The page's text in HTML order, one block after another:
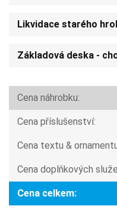
Likvidace starého
Základová deska -
Cena náhrobku:
Cena příslušenství:
Cena textu &
Cena doplňkových
Cena celkem: